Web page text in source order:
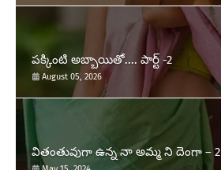
పక్కింటి అబ్బాయితో.... పార్ట్ -2
August 05, 2026
వితంతువుగా ఉన్న నా అమ్మ ని దెంగా – 2